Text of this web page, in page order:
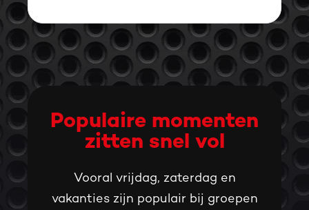
Populaire momenten
zitten snel vol
Vooral vrijdag, zaterdag en
vakanties zijn populair bij groepen